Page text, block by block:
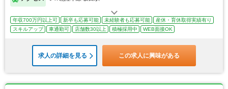
年収700万円以上可 新卒も応募可能 未経験者も応募可能
産休・育休取得実績有り
スキルアップ
車通勤可 店舗数30以上 積極採用中 WEB面接OK
求人の詳細を見る この求人に興味がある